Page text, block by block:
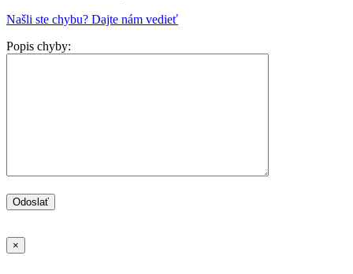
Našli ste chybu? Dajte nám vedieť
Popis chyby:
×